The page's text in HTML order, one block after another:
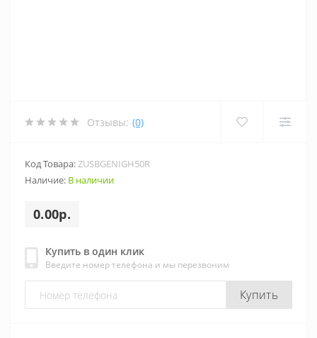
Отзывы: (0)
Код Товара:ZUSBGENIGH50R
Наличие: В наличии
0.00р.
Купить в один клик
Введите номер телефона и мы перезвоним
Купить